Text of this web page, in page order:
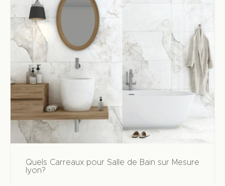
Quels Carreaux pour Salle de Bain sur Mesure
lyon?